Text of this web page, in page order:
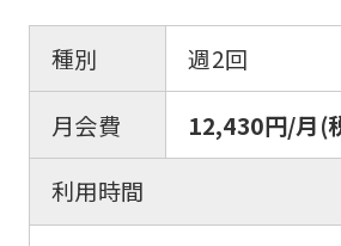
種別
週2回
月会費
12,430円/月(
利用時間